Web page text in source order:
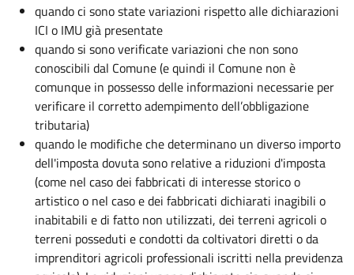
quando ci sono state variazioni rispetto alle dichiarazioni
ICI o IMU già presentate
quando si sono verificate variazioni che non sono
conoscibili dal Comune (e quindi il Comune non è
comunque in possesso delle informazioni necessarie per
verificare il corretto adempimento dell’obbligazione
tributaria)
quando le modifiche che determinano un diverso importo
dell'imposta dovuta sono relative a riduzioni d'imposta
(come nel caso dei fabbricati di interesse storico o
artistico o nel caso e dei fabbricati dichiarati inagibili o
inabitabili e di fatto non utilizzati, dei terreni agricoli o
terreni posseduti e condotti da coltivatori diretti o da
imprenditori agricoli professionali iscritti nella previdenza